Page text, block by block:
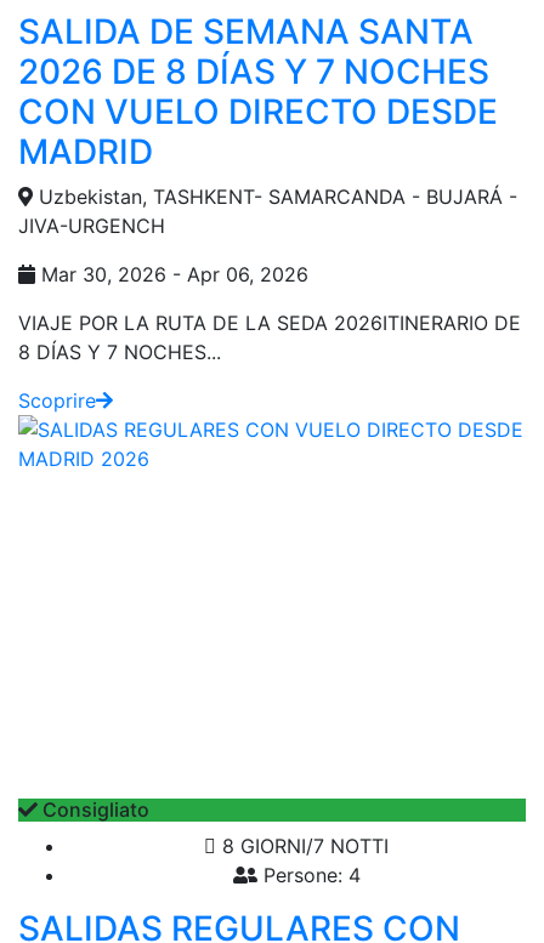
SALIDA DE SEMANA SANTA
2026 DE 8 DÍAS Y 7 NOCHES
CON VUELO DIRECTO DESDE
MADRID
Uzbekistan, TASHKENT- SAMARCANDA - BUJARÁ -
JIVA-URGENCH
Mar 30, 2026 - Apr 06, 2026
VIAJE POR LA RUTA DE LA SEDA 2026ITINERARIO DE
8 DÍAS Y 7 NOCHES...
Scoprire
Consigliato
8 GIORNI/7 NOTTI
Persone: 4
SALIDAS REGULARES CON